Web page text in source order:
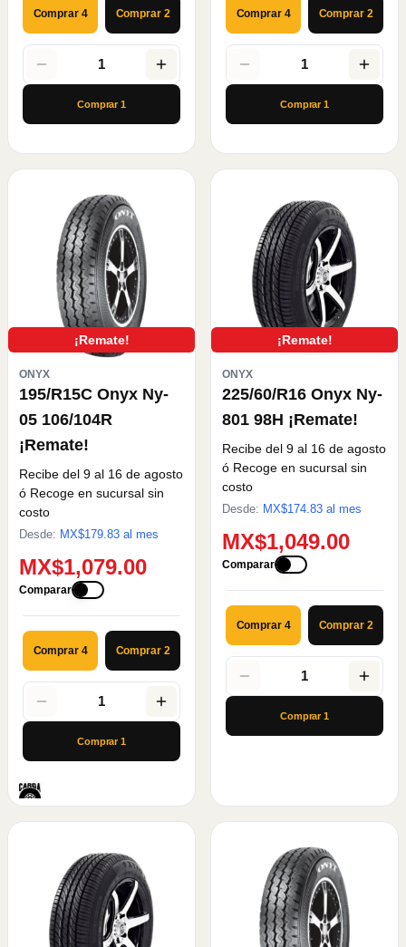
Comprar 4 Comprar 2
1
Comprar1
Comprar 4 Comprar 2
1
Comprar1
¡Remate!
ONYX
195/R15C Onyx Ny-
05 106/104R
¡Remate!
Recibe del 9 al 16 de agosto
ó Recoge en sucursal sin
costo
Desde: MX$179.83 al mes
MX$1,079.00
Comparar
Comprar 4 Comprar 2
1
Comprar1
¡Remate!
ONYX
225/60/R16 Onyx Ny-
801 98H ¡Remate!
Recibe del 9 al 16 de agosto
ó Recoge en sucursal sin
costo
Desde: MX$174.83 al mes
MX$1,049.00
Comparar
Comprar 4 Comprar 2
1
Comprar1